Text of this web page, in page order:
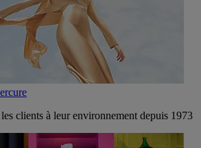
clients à leur environnement depuis 1973